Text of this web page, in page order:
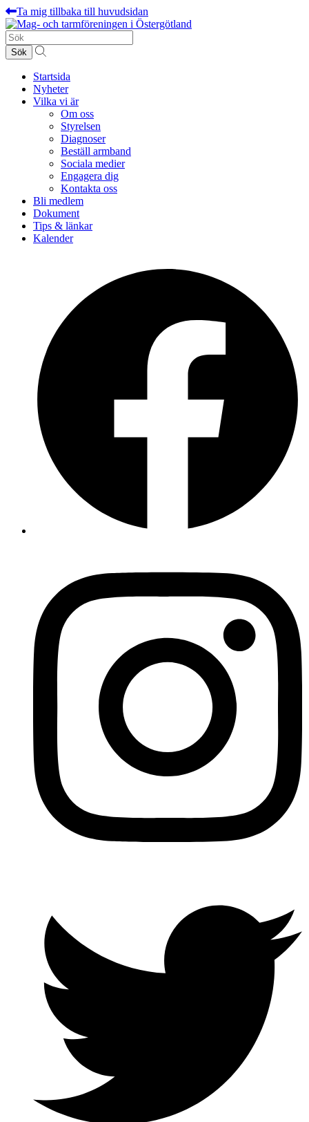
Ta mig tillbaka till huvudsidan
Sök
efter:
Startsida
Nyheter
Vilka vi är
Om oss
Styrelsen
Diagnoser
Beställ armband
Sociala medier
Engagera dig
Kontakta oss
Bli medlem
Dokument
Tips & länkar
Kalender